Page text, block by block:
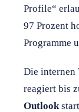
Profile“
97 Prozent
Programme
Die internen
reagiert bis
Outlook